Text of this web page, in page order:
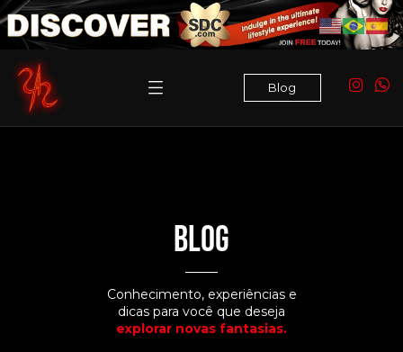
Blog
Blog
Conhecimento, experiências e
dicas para você que deseja
explorar novas fantasias.